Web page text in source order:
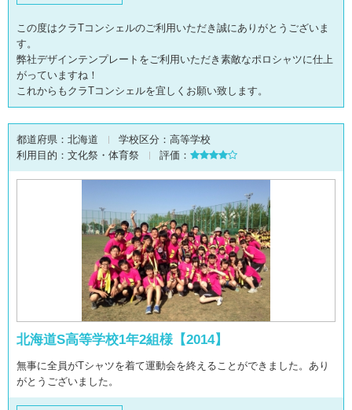
この度はクラTコンシェルのご利用いただき誠にありがとうございま
す。
弊社デザインテンプレートをご利用いただき素敵なポロシャツに仕上
がっていますね！
これからもクラTコンシェルを宜しくお願い致します。
都道府県： 北海道 学校区分： 高等学校
利用目的： 文化祭・体育祭 評価：
北海道S高等学校1年2組様【2014】
無事に全員がTシャツを着て運動会を終えることができました。あり
がとうございました。